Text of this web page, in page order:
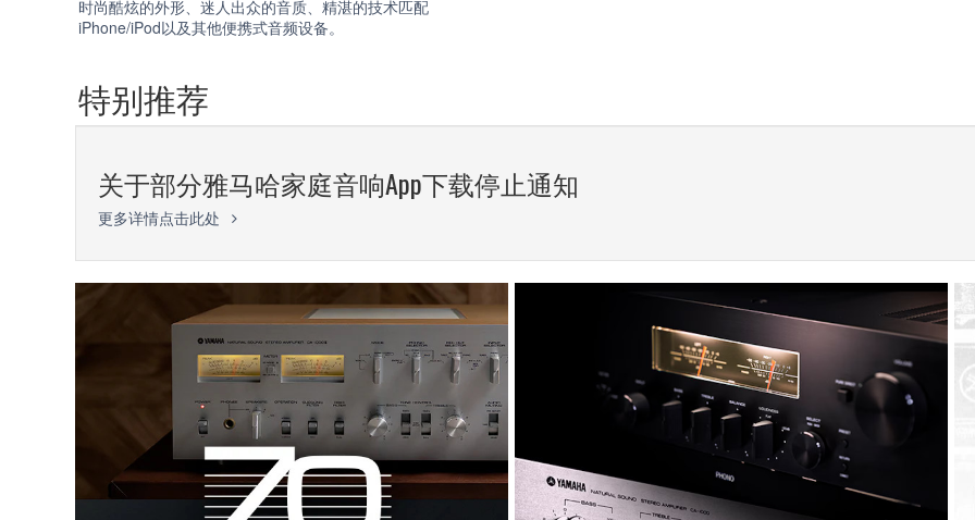
时尚酷炫的外形、迷人出众的音质、精湛的技术匹配
iPhone/iPod以及其他便携式音频设备。
特别推荐
关于部分雅马哈家庭音响App下载停止通知
更多详情点击此处